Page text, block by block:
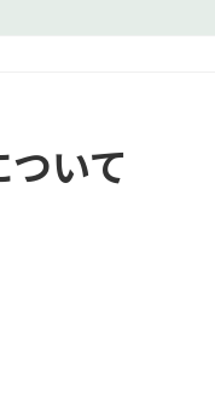
いて